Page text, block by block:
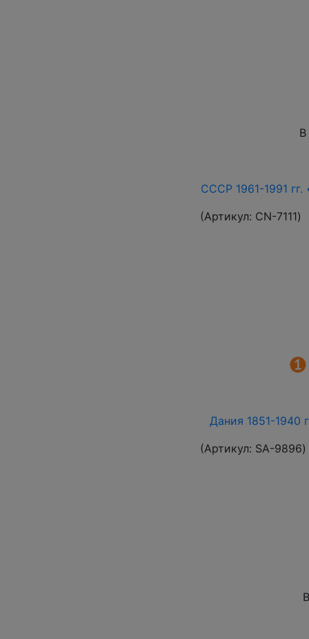
СССР 1961-1991
(Артикул: СN-7111)
Дания 1851-1940
(Артикул: SA-9896)